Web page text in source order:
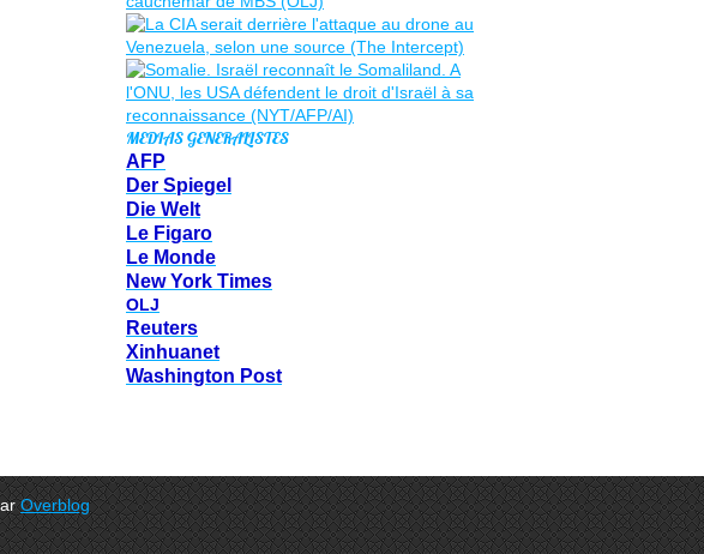
MEDIAS GENERALISTES
AFP
Der Spiegel
Die Welt
Le Figaro
Le Monde
New York Times
OLJ
Reuters
Xinhuanet
Washington Post
Overblog